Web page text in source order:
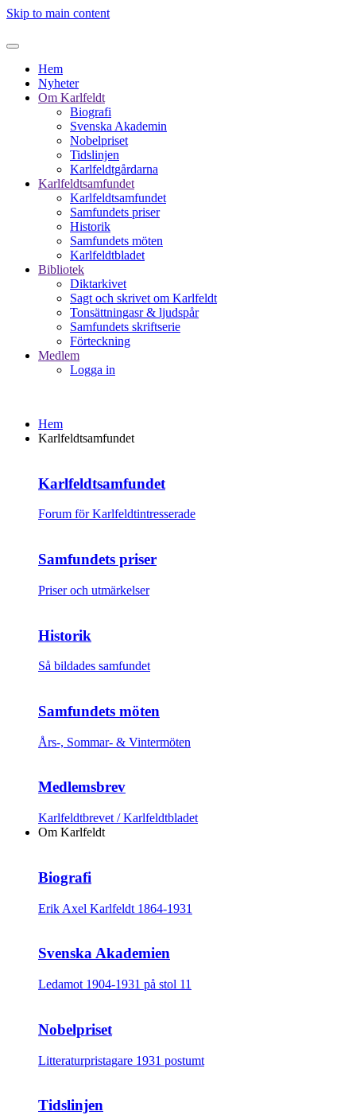
Skip to main content
Hem
Nyheter
Om Karlfeldt
Biografi
Svenska Akademin
Nobelpriset
Tidslinjen
Karlfeldtgårdarna
Karlfeldtsamfundet
Karlfeldtsamfundet
Samfundets priser
Historik
Samfundets möten
Karlfeldtbladet
Bibliotek
Diktarkivet
Sagt och skrivet om Karlfeldt
Tonsättningasr & ljudspår
Samfundets skriftserie
Förteckning
Medlem
Logga in
Hem
Karlfeldtsamfundet
Karlfeldtsamfundet
Forum för Karlfeldtintresserade
Samfundets priser
Priser och utmärkelser
Historik
Så bildades samfundet
Samfundets möten
Års-, Sommar- & Vintermöten
Medlemsbrev
Karlfeldtbrevet / Karlfeldtbladet
Om Karlfeldt
Biografi
Erik Axel Karlfeldt 1864-1931
Svenska Akademien
Ledamot 1904-1931 på stol 11
Nobelpriset
Litteraturpristagare 1931 postumt
Tidslinjen